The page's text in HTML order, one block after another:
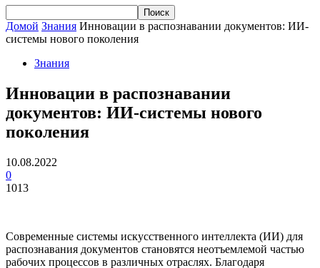
Домой Знания Инновации в распознавании документов: ИИ-
системы нового поколения
Знания
Инновации в распознавании
документов: ИИ-системы нового
поколения
10.08.2022
0
1013
Современные системы искусственного интеллекта (ИИ) для
распознавания документов становятся неотъемлемой частью
рабочих процессов в различных отраслях. Благодаря